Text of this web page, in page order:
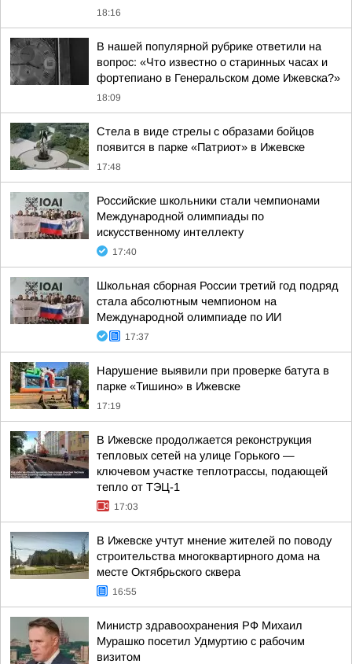
18:16
В нашей популярной рубрике ответили на
вопрос: «Что известно о старинных часах и
фортепиано в Генеральском доме Ижевска?»
18:09
Стела в виде стрелы с образами бойцов
появится в парке «Патриот» в Ижевске
17:48
Российские школьники стали чемпионами
Международной олимпиады по
искусственному интеллекту
17:40
Школьная сборная России третий год подряд
стала абсолютным чемпионом на
Международной олимпиаде по ИИ
17:37
Нарушение выявили при проверке батута в
парке «Тишино» в Ижевске
17:19
В Ижевске продолжается реконструкция
тепловых сетей на улице Горького —
ключевом участке теплотрассы, подающей
тепло от ТЭЦ-1
17:03
В Ижевске учтут мнение жителей по поводу
строительства многоквартирного дома на
месте Октябрьского сквера
16:55
Министр здравоохранения РФ Михаил
Мурашко посетил Удмуртию с рабочим
визитом